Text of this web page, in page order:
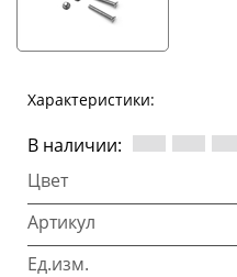
Характеристики:
В наличии:
Цвет
Артикул
Ед.изм.